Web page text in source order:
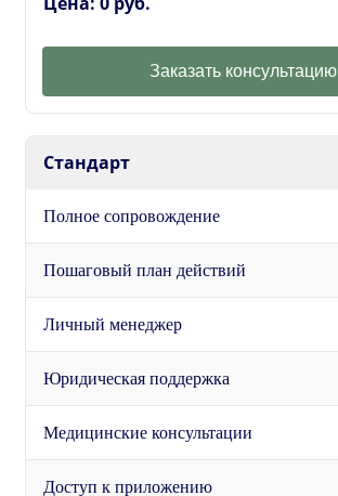
Заказать консультацию
Стандарт
Полное сопровождение
Пошаговый план действий
Личный менеджер
Юридическая поддержка
Медицинские консультации
Доступ к приложению